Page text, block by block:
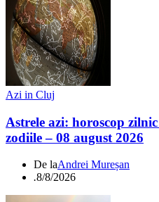
Azi in Cluj
Astrele azi: horoscop
zodiile – 08 august 2026
De laAndrei Mureșan
.8/8/2026